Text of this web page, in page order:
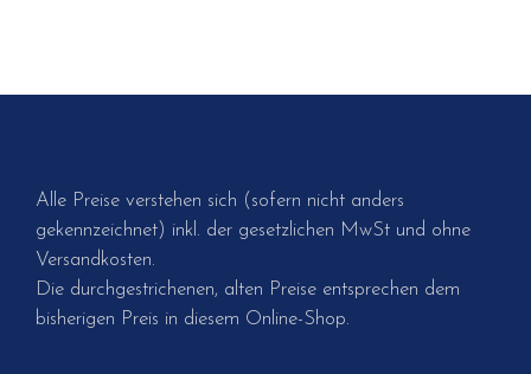
Alle Preise verstehen sich (sofern nicht anders
gekennzeichnet) inkl. der gesetzlichen MwSt und ohne
Versandkosten.
Die durchgestrichenen, alten Preise entsprechen dem
bisherigen Preis in diesem Online-Shop.